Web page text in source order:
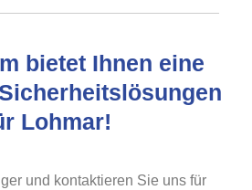
bietet Ihnen eine
Lohmar!
und kontaktieren Sie uns für